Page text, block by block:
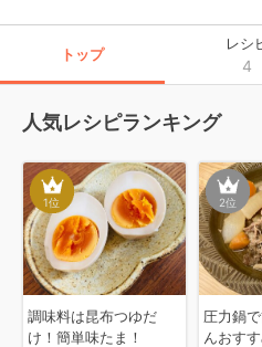
トップ
レシ
4
人気レシピランキング
1位
調味料は昆布つゆだ
け！簡単味たま！
2位
圧力鍋
んおす